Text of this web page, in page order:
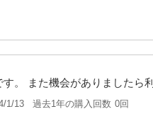
。 また機会がありましたら
1/13 過去1年の購入回数 0回